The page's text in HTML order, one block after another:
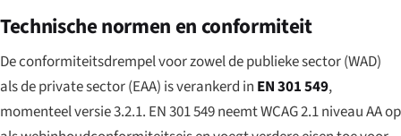
Technische normen en conformiteit
De conformiteitsdrempel voor zowel de publieke sector (WAD)
als de private sector (EAA) is verankerd in EN 301 549,
momenteel versie 3.2.1. EN 301 549 neemt WCAG 2.1 niveau AA op